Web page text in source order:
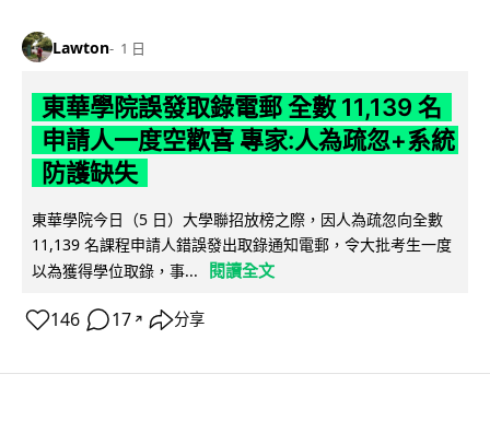
Lawton 1 日
東華學院誤發取錄電郵 全數 11,139 名
申請人一度空歡喜 專家:人為疏忽+系統
防護缺失
東華學院今日（5 日）大學聯招放榜之際，因人為疏忽向全數
11,139 名課程申請人錯誤發出取錄通知電郵，令大批考生一度
以為獲得學位取錄，事...
閱讀全文
146 17 ↗ 分享